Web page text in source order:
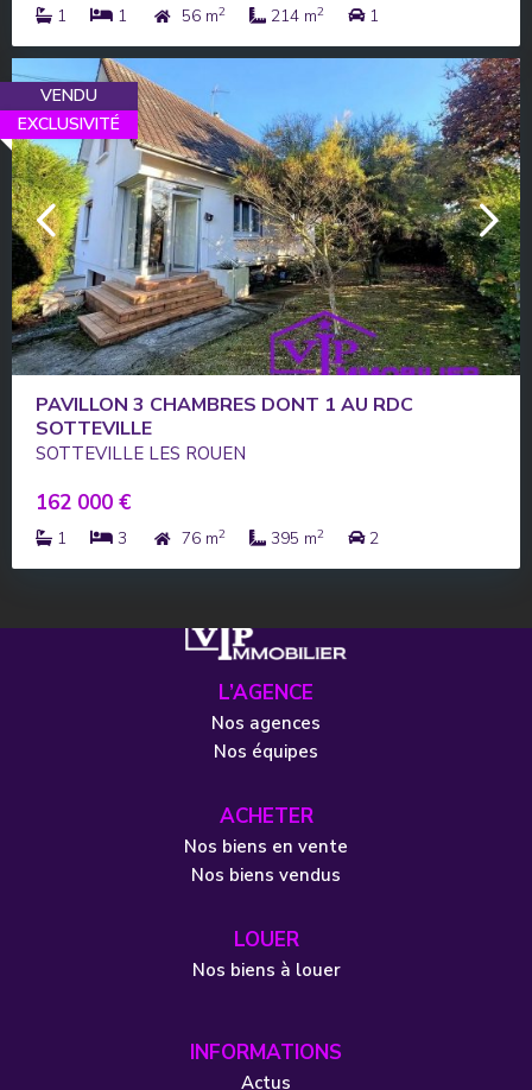
1 1 56 m2 214 m2 1
VENDU
EXCLUSIVITÉ
PAVILLON 3 CHAMBRES DONT 1 AU RDC
SOTTEVILLE
SOTTEVILLE LES ROUEN
162 000 €
1 3 76 m2 395 m2 2
L’AGENCE
Nos agences
Nos équipes
ACHETER
Nos biens en vente
Nos biens vendus
LOUER
Nos biens à louer
INFORMATIONS
Actus